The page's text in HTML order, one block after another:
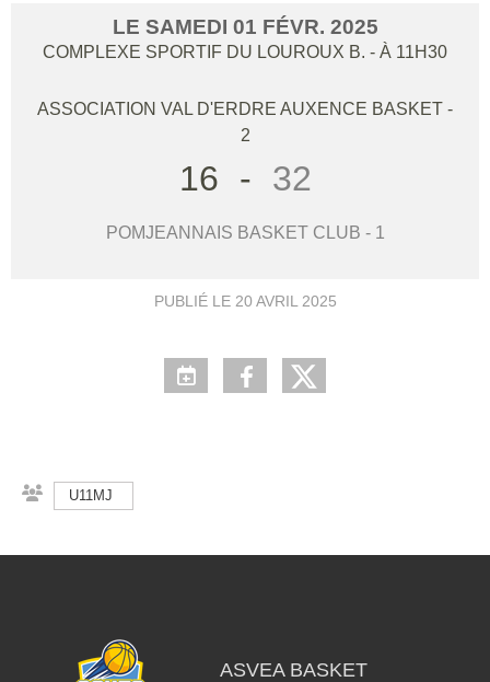
LE SAMEDI 01 FÉVR. 2025
COMPLEXE SPORTIF DU LOUROUX B. - À 11H30
ASSOCIATION VAL D'ERDRE AUXENCE BASKET -
2
16 - 32
POMJEANNAIS BASKET CLUB - 1
PUBLIÉ LE 20 AVRIL 2025
U11MJ
ASVEA BASKET